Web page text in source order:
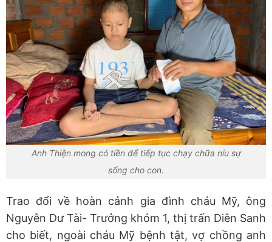
Anh Thiện mong có tiền để tiếp tục chạy chữa níu sự
sống cho con.
Trao đổi về hoàn cảnh gia đình cháu Mỹ, ông
Nguyễn Dư Tài- Trưởng khóm 1, thị trấn Diên Sanh
cho biết, ngoài cháu Mỹ bệnh tật, vợ chồng anh